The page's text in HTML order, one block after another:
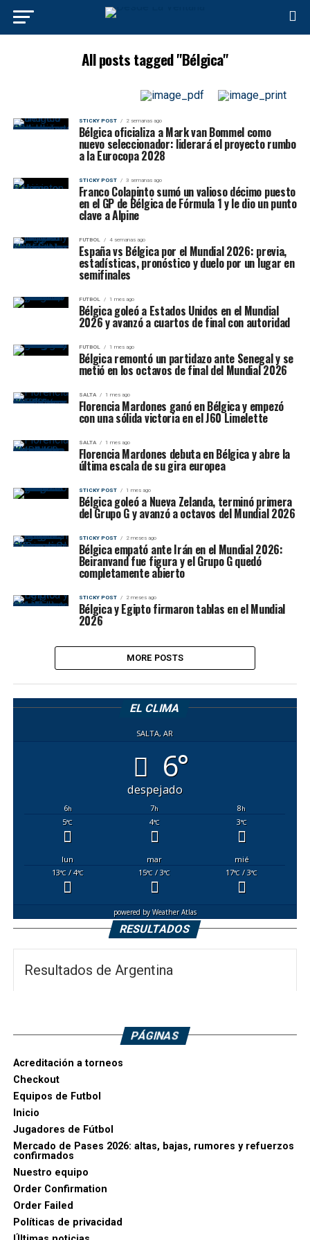
All posts tagged "Bélgica"
STICKY POST 2 semanas ago
Bélgica oficializa a Mark van Bommel como
nuevo seleccionador: liderará el proyecto rumbo
a la Eurocopa 2028
STICKY POST 3 semanas ago
Franco Colapinto sumó un valioso décimo puesto
en el GP de Bélgica de Fórmula 1 y le dio un punto
clave a Alpine
FUTBOL 4 semanas ago
España vs Bélgica por el Mundial 2026: previa,
estadísticas, pronóstico y duelo por un lugar en
semifinales
FUTBOL 1 mes ago
Bélgica goleó a Estados Unidos en el Mundial
2026 y avanzó a cuartos de final con autoridad
FUTBOL 1 mes ago
Bélgica remontó un partidazo ante Senegal y se
metió en los octavos de final del Mundial 2026
SALTA 1 mes ago
Florencia Mardones ganó en Bélgica y empezó
con una sólida victoria en el J60 Limelette
SALTA 1 mes ago
Florencia Mardones debuta en Bélgica y abre la
última escala de su gira europea
STICKY POST 1 mes ago
Bélgica goleó a Nueva Zelanda, terminó primera
del Grupo G y avanzó a octavos del Mundial 2026
STICKY POST 2 meses ago
Bélgica empató ante Irán en el Mundial 2026:
Beiranvand fue figura y el Grupo G quedó
completamente abierto
STICKY POST 2 meses ago
Bélgica y Egipto firmaron tablas en el Mundial
2026
MORE POSTS
EL CLIMA
SALTA, AR
6°
despejado
6h 7h 8h
5°C 4°C 3°C
lun mar
mié
13°C/ 4°C 15°C / 3°C 17°C / 3°C
powered byWeather Atlas
RESULTADOS
Resultados de Argentina
PÁGINAS
Acreditación a torneos
Checkout
Equipos de Futbol
Inicio
Jugadores de Fútbol
Mercado de Pases 2026: altas, bajas, rumores y refuerzos
confirmados
Nuestro equipo
Order Confirmation
Order Failed
Políticas de privacidad